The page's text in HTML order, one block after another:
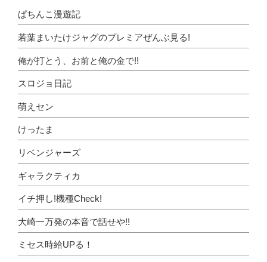
ぱちんこ漫遊記
若葉まいたけジャグのプレミアぜんぶ見る!
俺が打とう、お前と俺の金で!!
スロジョ日記
萌えセン
けったま
リベンジャーズ
ギャラクティカ
イチ押し!機種Check!
大崎一万発の本音で話せや!!
ミセス時給UPる！